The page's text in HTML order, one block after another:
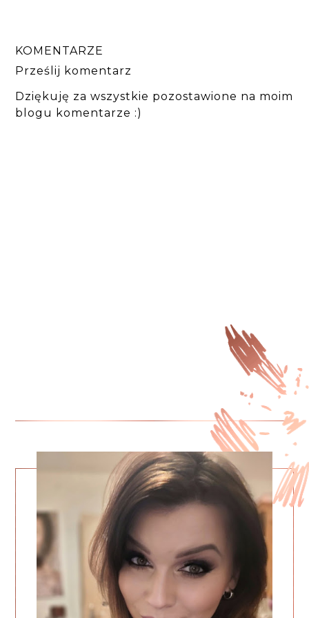
KOMENTARZE
Prześlij komentarz
Dziękuję za wszystkie pozostawione na moim
blogu komentarze :)